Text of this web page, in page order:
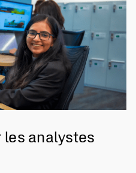
les analystes